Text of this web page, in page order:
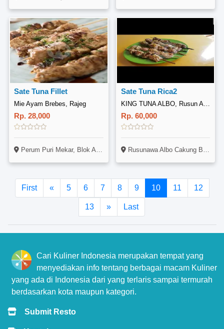
Sate Tuna Fillet
Mie Ayam Brebes, Rajeg
Rp. 28,000
Perum Puri Mekar, Blok AE 11, Rajeg, Tangerang
Sate Tuna Rica2
KING TUNA ALBO, Rusun Albo Cakung Barat
Rp. 60,000
Rusunawa Albo Cakung Barat Lt Dasar Blok D No 11
First « 5 6 7 8 9 10 11 12
13 » Last
Cari Kuliner Indonesia merupakan tempat yang
menyediakan info tentang berbagai macam Kuliner
yang ada di Indonesia dari yang terlaris sampai termurah
berdasarkan kota maupun kategori.
Submit Resto